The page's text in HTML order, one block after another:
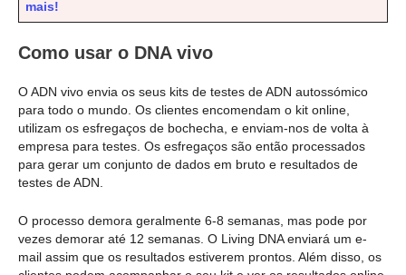
mais!
Como usar o DNA vivo
O ADN vivo envia os seus kits de testes de ADN autossómico
para todo o mundo. Os clientes encomendam o kit online,
utilizam os esfregaços de bochecha, e enviam-nos de volta à
empresa para testes. Os esfregaços são então processados
para gerar um conjunto de dados em bruto e resultados de
testes de ADN.
O processo demora geralmente 6-8 semanas, mas pode por
vezes demorar até 12 semanas. O Living DNA enviará um e-
mail assim que os resultados estiverem prontos. Além disso, os